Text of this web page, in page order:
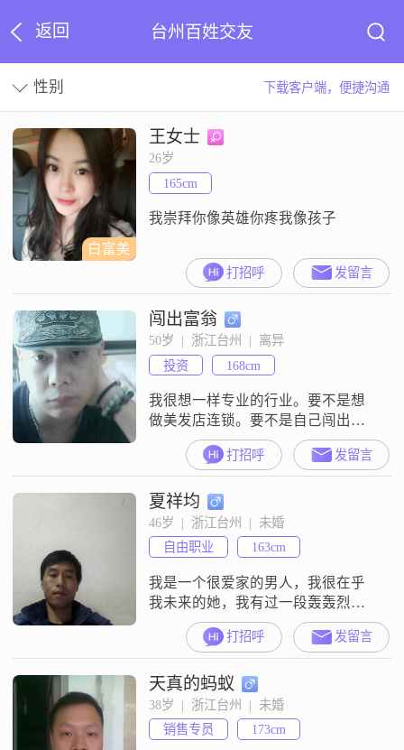
返回 台州百姓交友
性别 下载客户端，便捷沟通
白富美
王女士
26岁
165cm
我崇拜你像英雄你疼我像孩子
打招呼 发留言
闯出富翁
50岁  |  浙江台州  |  离异
投资
168cm
我很想一样专业的行业。要不是想
做美发店连锁。要不是自己闯出一
样最大的事业。为国家光荣。为老
百姓得到利益。
打招呼 发留言
夏祥均
46岁  |  浙江台州  |  未婚
自由职业
163cm
我是一个很爱家的男人，我很在乎
我未来的她，我有过一段轰轰烈烈
的爱情，在无意中不知为什么她离
开的我？我对她真的是够好的，不
是我自己说好，而是我们一起上班
的公认出来的，都说我对她太好有
一天会离我而去的，被他们说准
了，她是在2011年的11月4日走的，
但是我们没有吵架以没打过架，她
打招呼 发留言
天真的蚂蚁
38岁  |  浙江台州  |  未婚
销售专员
173cm